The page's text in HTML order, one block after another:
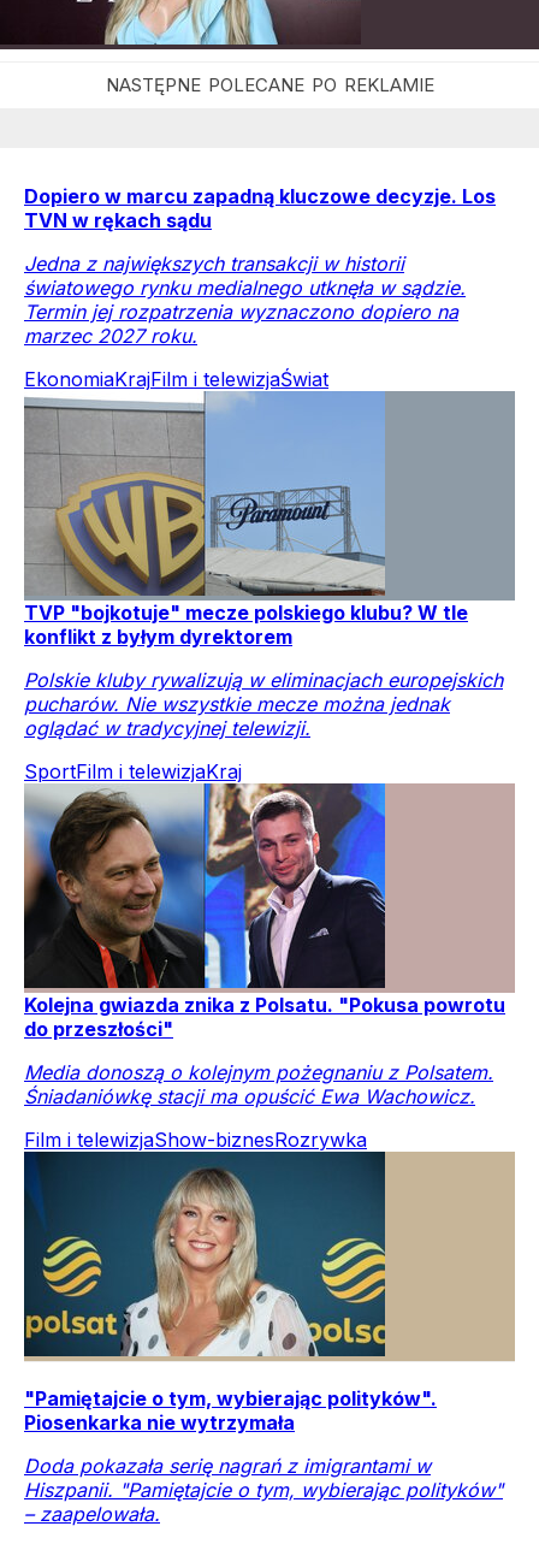
Dopiero w marcu zapadną kluczowe decyzje. Los
TVN w rękach sądu
Jedna z największych transakcji w historii
światowego rynku medialnego utknęła w sądzie.
Termin jej rozpatrzenia wyznaczono dopiero na
marzec 2027 roku.
EkonomiaKrajFilm i telewizjaŚwiat
TVP "bojkotuje" mecze polskiego klubu? W tle
konflikt z byłym dyrektorem
Polskie kluby rywalizują w eliminacjach europejskich
pucharów. Nie wszystkie mecze można jednak
oglądać w tradycyjnej telewizji.
SportFilm i telewizjaKraj
Kolejna gwiazda znika z Polsatu. "Pokusa powrotu
do przeszłości"
Media donoszą o kolejnym pożegnaniu z Polsatem.
Śniadaniówkę stacji ma opuścić Ewa Wachowicz.
Film i telewizjaShow-biznesRozrywka
"Pamiętajcie o tym, wybierając polityków".
Piosenkarka nie wytrzymała
Doda pokazała serię nagrań z imigrantami w
Hiszpanii. "Pamiętajcie o tym, wybierając polityków"
– zaapelowała.